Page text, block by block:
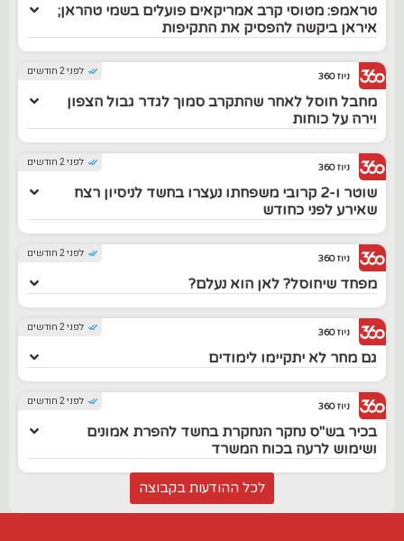
טראמפ: מטוסי קרב אמריקאים פועלים בשמי טהראן;
איראן ביקשה להפסיק את התקיפות
לפני 2 חודשים ניוז 360
מחבל חוסל לאחר שהתקרב סמוך לגדר גבול הצפון
וירה על כוחות
לפני 2 חודשים ניוז 360
שוטר ו-2 קרובי משפחתו נעצרו בחשד לניסיון רצח
שאירע לפני כחודש
לפני 2 חודשים ניוז 360
מפחד שיחוסל? לאן הוא נעלם?
לפני 2 חודשים ניוז 360
גם מחר לא יתקיימו לימודים
לפני 2 חודשים ניוז 360
בכיר בש"ס נחקר הנחקרת בחשד להפרת אמונים
ושימוש לרעה בכוח המשרד
לכל ההודעות בקבוצה